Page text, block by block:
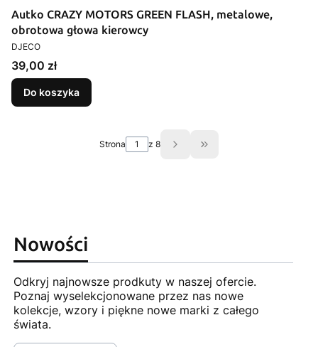
Autko CRAZY MOTORS GREEN FLASH, metalowe,
obrotowa głowa kierowcy
PRODUCENT
DJECO
Cena
39,00 zł
Do koszyka
Strona z 8 Przejdź do ostatniej
Nowości
Odkryj najnowsze prodkuty w naszej ofercie.
Poznaj wyselekcjonowane przez nas nowe
kolekcje, wzory i piękne nowe marki z całego
świata.